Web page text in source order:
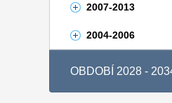
2007-2013
2004-2006
OBDOBÍ 2028 -